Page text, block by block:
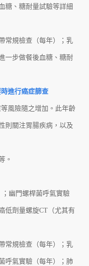
糖、糖耐量試驗等詳細
常規檢查（每年）；乳
一步做餐後血糖、糖耐
進行癌症篩查
風險隨之增加。此年齡
則關注胃腸疾病，以及
。
幽門螺桿菌呼氣實驗
低劑量螺旋CT（尤其有
常規檢查（每年）；乳
呼氣實驗（每年）；肺